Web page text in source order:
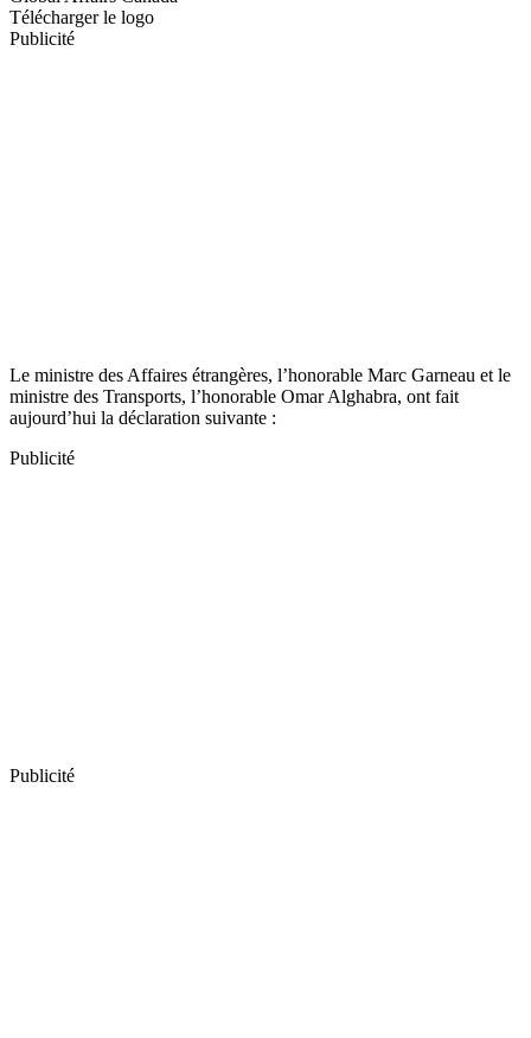
Télécharger le logo
Publicité
Le ministre des Affaires étrangères, l’honorable Marc Garneau et le
ministre des Transports, l’honorable Omar Alghabra, ont fait
aujourd’hui la déclaration suivante :
Publicité
Publicité